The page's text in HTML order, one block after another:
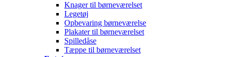
Knager til børneværelset
Legetøj
Opbevaring børneværelse
Plakater til børneværelset
Spilledåse
Tæppe til børneværelset